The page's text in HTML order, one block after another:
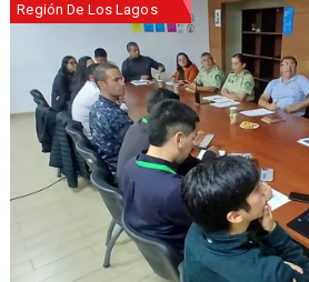
Región De Los Lagos